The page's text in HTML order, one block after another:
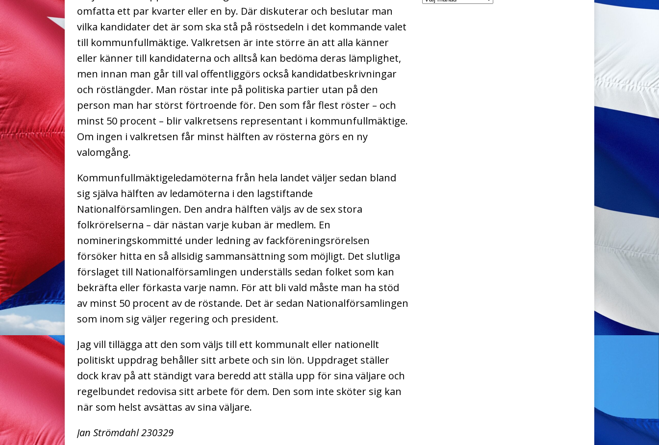
omfatta ett par kvarter eller en by. Där diskuterar och beslutar man
vilka kandidater det är som ska stå på röstsedeln i det kommande valet
till kommunfullmäktige. Valkretsen är inte större än att alla känner
eller känner till kandidaterna och alltså kan bedöma deras lämplighet,
men innan man går till val offentliggörs också kandidatbeskrivningar
och röstlängder. Man röstar inte på politiska partier utan på den
person man har störst förtroende för. Den som får flest röster – och
minst 50 procent – blir valkretsens representant i kommunfullmäktige.
Om ingen i valkretsen får minst hälften av rösterna görs en ny
valomgång.
Kommunfullmäktigeledamöterna från hela landet väljer sedan bland
sig själva hälften av ledamöterna i den lagstiftande
Nationalförsamlingen. Den andra hälften väljs av de sex stora
folkrörelserna – där nästan varje kuban är medlem. En
nomineringskommitté under ledning av fackföreningsrörelsen
försöker hitta en så allsidig sammansättning som möjligt. Det slutliga
förslaget till Nationalförsamlingen underställs sedan folket som kan
bekräfta eller förkasta varje namn. För att bli vald måste man ha stöd
av minst 50 procent av de röstande. Det är sedan Nationalförsamlingen
som inom sig väljer regering och president.
Jag vill tillägga att den som väljs till ett kommunalt eller nationellt
politiskt uppdrag behåller sitt arbete och sin lön. Uppdraget ställer
dock krav på att ständigt vara beredd att ställa upp för sina väljare och
regelbundet redovisa sitt arbete för dem. Den som inte sköter sig kan
när som helst avsättas av sina väljare.
Jan Strömdahl 230329